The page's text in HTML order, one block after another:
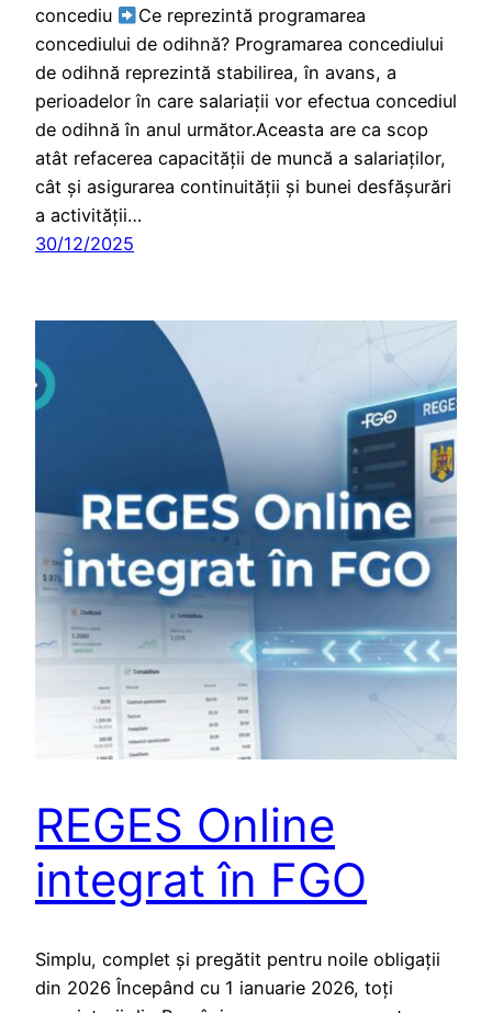
concediu
Ce reprezintă programarea
concediului de odihnă? Programarea concediului
de odihnă reprezintă stabilirea, în avans, a
perioadelor în care salariații vor efectua concediul
de odihnă în anul următor.Aceasta are ca scop
atât refacerea capacității de muncă a salariaților,
cât și asigurarea continuității și bunei desfășurări
a activității…
30/12/2025
REGES Online
integrat în FGO
Simplu, complet și pregătit pentru noile obligații
din 2026 Începând cu 1 ianuarie 2026, toți